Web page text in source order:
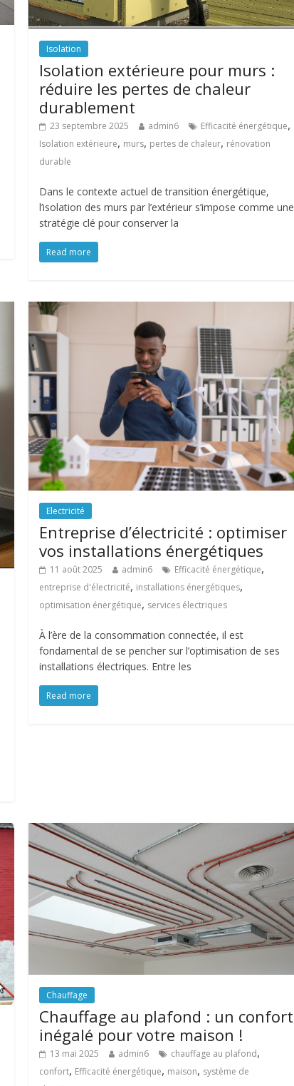
Isolation
Isolation extérieure pour murs :
réduire les pertes de chaleur
durablement
23 septembre 2025 admin6 Efficacité énergétique,
Isolation extérieure, murs, pertes de chaleur, rénovation
durable
Dans le contexte actuel de transition énergétique,
l’isolation des murs par l’extérieur s’impose comme une
stratégie clé pour conserver la
Read more
Electricité
Entreprise d’électricité : optimiser
vos installations énergétiques
11 août 2025 admin6 Efficacité énergétique,
entreprise d'électricité, installations énergétiques,
optimisation énergétique, services électriques
À l’ère de la consommation connectée, il est
fondamental de se pencher sur l’optimisation de ses
installations électriques. Entre les
Read more
Chauffage
Chauffage au plafond : un confort
inégalé pour votre maison !
13 mai 2025 admin6 chauffage au plafond,
confort, Efficacité énergétique, maison, système de